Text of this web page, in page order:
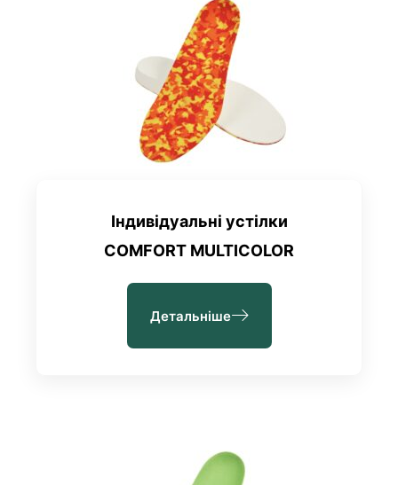
Індивідуальні устілки
COMFORT MULTICOLOR
Детальніше